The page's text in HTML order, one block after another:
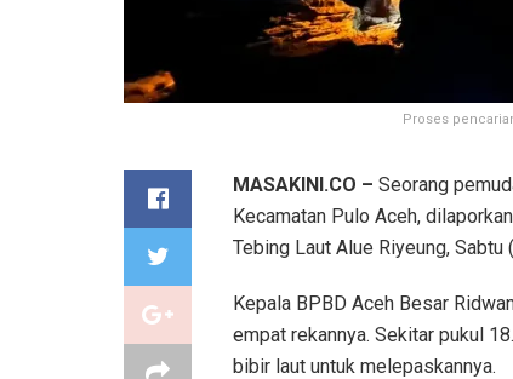
Proses
MASAKINI.CO – Seorang
Kecamatan Pulo Aceh,
Tebing Laut Alue Riyeung,
Kepala BPBD Aceh Besar
empat rekannya. Sekitar pukul
bibir laut untuk melepaskannya.